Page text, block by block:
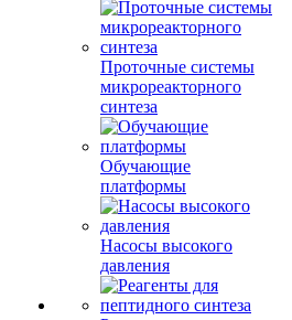
Проточные системы
микрореакторного
синтеза
Обучающие
платформы
Насосы высокого
давления